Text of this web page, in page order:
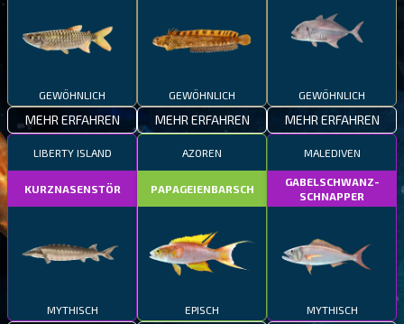
GEWÖHNLICH
MEHR ERFAHREN
GEWÖHNLICH
MEHR ERFAHREN
GEWÖHNLICH
MEHR ERFAHREN
LIBERTY ISLAND
KURZNASENSTÖR
MYTHISCH
AZOREN
PAPAGEIENBARSCH
EPISCH
MALEDIVEN
GABELSCHWANZ-
SCHNAPPER
MYTHISCH